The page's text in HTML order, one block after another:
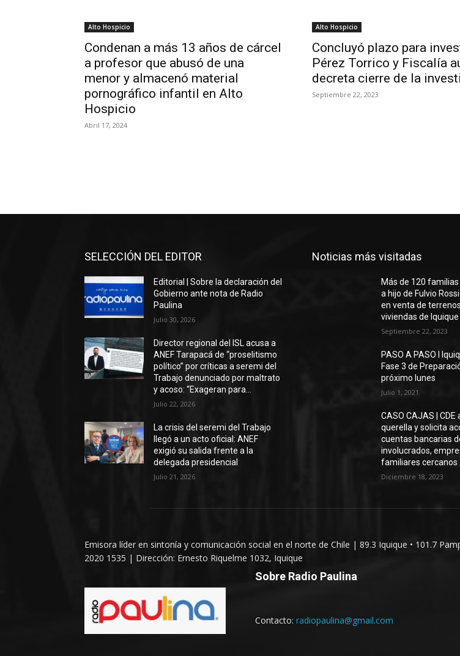
Alto Hospicio
Condenan a más 13 años de cárcel
a profesor que abusó de una
menor y almacenó material
pornográfico infantil en Alto
Hospicio
Abril 17, 2024
Alto Hospicio
Concluyó plazo para
Pérez Torrico y Fiscalía
decreta cierre de la
Septiembre 22, 2023
SELECCIÓN DEL EDITOR
Editorial | Sobre la declaración del
Gobierno ante nota de Radio
Paulina
Julio 30, 2026
Director regional del ISL acusa a
ANEF Tarapacá de “proselitismo
político” por críticas a seremi del
Trabajo denunciado por maltrato
y acoso: “Exageran para...
Julio 22, 2026
La crisis del seremi del Trabajo
llegó a un acto oficial: ANEF
exigió su salida frente a la
delegada presidencial
Julio 21, 2026
Noticias más visitadas
Más de 120
a hijo de Fulvio
en venta de
viviendas de Iquique
Septiembre 22, 2023
PASO A PASO I
Fase 3 de
próximo lunes
Julio 1, 2021
CASO CAJAS | CDE
querella y solicita
cuentas bancarias
involucrados,
familiares cercanos
Diciembre 18, 2023
Emisora líder en sintonía y comunicación social en el norte de Chile | 89.3 Iquique • 101.7
2020 1535 | Dirección: Ernesto Riquelme 1032, Iquique
Sobre Radio Paulina
Contacto: radiopaulina@gmail.com